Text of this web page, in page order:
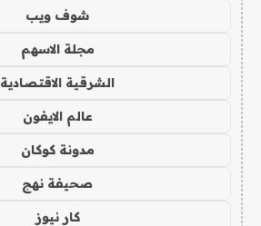
شوف ويب
مجلة الاسهم
الشرقية الاقتصادية
عالم الايفون
مدونة كوكان
صحيفة نهج
كار نيوز